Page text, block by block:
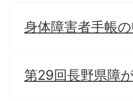
身体障害者手帳
第29回長野県障